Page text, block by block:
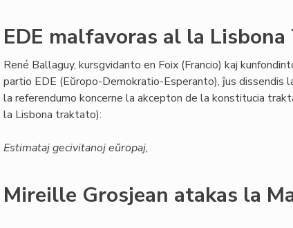
EDE malfavoras al la
René Ballaguy, kursgvidanto en Foix (Francio) kaj
partio EDE (Eŭropo-Demokratio-Esperanto), ĵus dissendis
la referendumo koncerne la akcepton de la konstitucia
la Lisbona traktato):
Estimataj gecivitanoj eŭropaj,
Mireille Grosjean atakas la